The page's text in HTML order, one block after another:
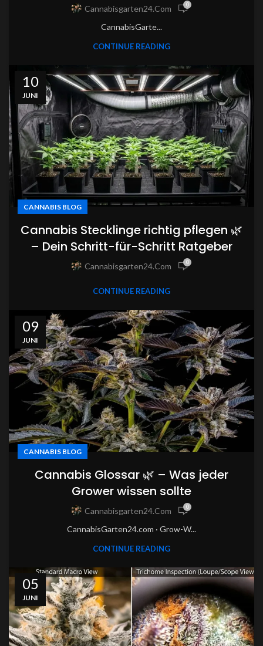
Cannabisgarten24.com 0
CannabisGarte...
CONTINUE READING
10
JUNI
CANNABIS BLOG
Cannabis Stecklinge richtig pflegen 🌿
– Dein Schritt-für-Schritt Ratgeber
Cannabisgarten24.com 0
CONTINUE READING
09
JUNI
CANNABIS BLOG
Cannabis Glossar 🌿 – Was jeder
Grower wissen sollte
Cannabisgarten24.com 0
CannabisGarten24.com · Grow-W...
CONTINUE READING
05
JUNI